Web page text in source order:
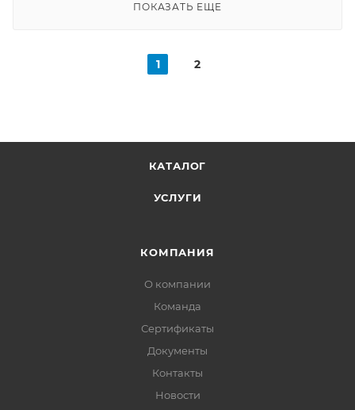
ПОКАЗАТЬ ЕЩЕ
1 2
КАТАЛОГ
УСЛУГИ
КОМПАНИЯ
О компании
Команда
Сертификаты
Документы
Контакты
Новости